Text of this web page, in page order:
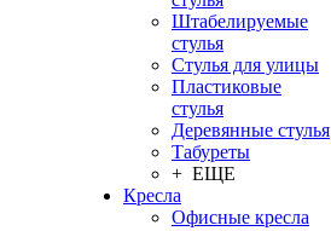
Штабелируемые
стулья
Стулья для улицы
Пластиковые
стулья
Деревянные стулья
Табуреты
+ ЕЩЕ
Кресла
Офисные кресла